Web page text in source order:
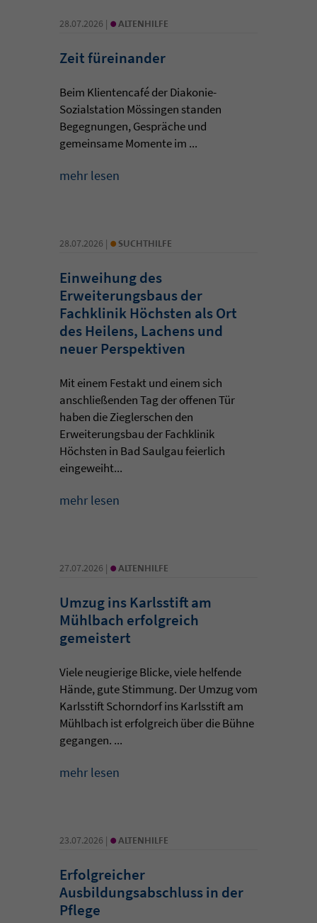
28.07.2026 | • ALTENHILFE
Zeit füreinander
Beim Klientencafé der Diakonie-
Sozialstation Mössingen standen
Begegnungen, Gespräche und
gemeinsame Momente im ...
mehr lesen
28.07.2026 | • SUCHTHILFE
Einweihung des
Erweiterungsbaus der
Fachklinik Höchsten als Ort
des Heilens, Lachens und
neuer Perspektiven
Mit einem Festakt und einem sich
anschließenden Tag der offenen Tür
haben die Zieglerschen den
Erweiterungsbau der Fachklinik
Höchsten in Bad Saulgau feierlich
eingeweiht...
mehr lesen
27.07.2026 | • ALTENHILFE
Umzug ins Karlsstift am
Mühlbach erfolgreich
gemeistert
Viele neugierige Blicke, viele helfende
Hände, gute Stimmung. Der Umzug vom
Karlsstift Schorndorf ins Karlsstift am
Mühlbach ist erfolgreich über die Bühne
gegangen. ...
mehr lesen
23.07.2026 | • ALTENHILFE
Erfolgreicher
Ausbildungsabschluss in der
Pflege